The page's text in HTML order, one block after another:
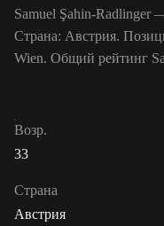
Samuel Şahin-Radlinger
Страна: Австрия.
Wien. Общий рейтинг
Возр.
33
Страна
Австрия